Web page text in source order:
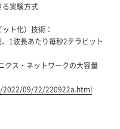
実験方式
ト化）技術：
1波長あたり毎秒2テラビット
クス・ネットワークの大容量
09/22/220922a.html